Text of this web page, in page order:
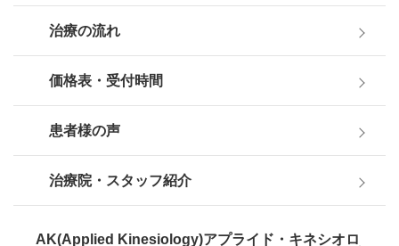
治療の流れ
価格表・受付時間
患者様の声
治療院・スタッフ紹介
AK(Applied Kinesiology)アプライド・キネシオロ